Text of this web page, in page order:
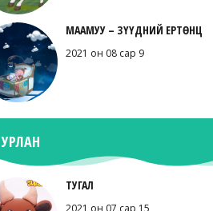
МААМУУ – ЗҮҮДНИЙ ЕРТӨНЦ
2021 он 08 сар 9
УРЛАН
ТУГАЛ
2021 он 07 сар 15